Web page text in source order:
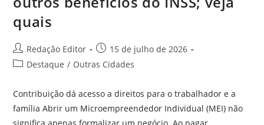
quais
Redação Editor
15 de julho de 2026
Destaque / Outras Cidades
Contribuição dá acesso a direitos para o trabalhador e a
família Abrir um Microempreendedor Individual (MEI) não